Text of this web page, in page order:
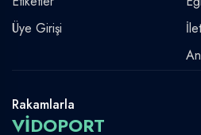
Üye Girişi
Rakamlarla
VİDOPORT